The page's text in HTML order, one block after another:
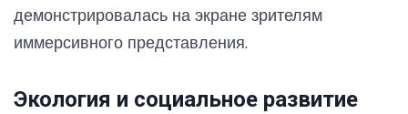
демонстрировалась на экране зрителям
иммерсивного представления.
Экология и социальное развитие